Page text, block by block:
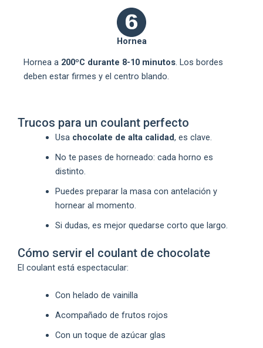
Hornea
Hornea a 200ºC durante 8-10 minutos. Los bordes
deben estar firmes y el centro blando.
Trucos para un coulant perfecto
Usa chocolate de alta calidad, es clave.
No te pases de horneado: cada horno es
distinto.
Puedes preparar la masa con antelación y
hornear al momento.
Si dudas, es mejor quedarse corto que largo.
Cómo servir el coulant de chocolate
El coulant está espectacular:
Con helado de vainilla
Acompañado de frutos rojos
Con un toque de azúcar glas